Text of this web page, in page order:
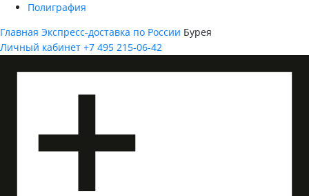
Полиграфия
Главная Экспресс-доставка по России Бурея
Личный кабинет +7 495 215-06-42